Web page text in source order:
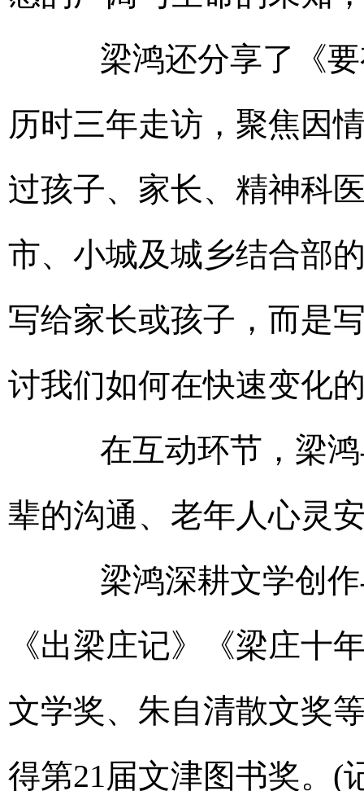
梁鸿还分享了《
历时三年走访，聚焦因
过孩子、家长、精神科
市、小城及城乡结合部
写给家长或孩子，而是
讨我们如何在快速变化
在互动环节，梁
辈的沟通、老年人心灵
梁鸿深耕文学创
《出梁庄记》《梁庄十
文学奖、朱自清散文奖
得第21届文津图书奖。(